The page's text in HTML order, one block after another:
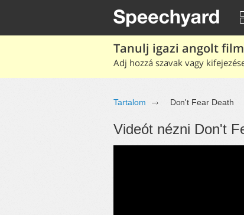
Tanulj igazi angolt
Adj hozzá szavak vagy
Tartalom Don't Fear Death
Videót nézni Don't